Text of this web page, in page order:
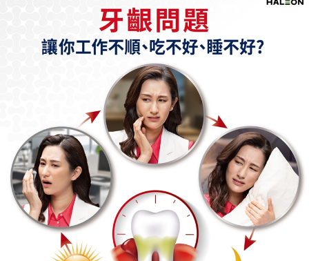
２．便利：只要手機號碼，簡訊認證，即可結帳。
３．安心：先確認商品／服務後，再付款。
【「AFTEE先享後付」結帳流程】
１．於結帳方式選擇「AFTEE先享後付」後，將跳轉至「AFTEE先享後付」
結帳頁面，進行簡訊認證並確認金額後，即可完成結帳。
２．訂單成立數日內，您將收到繳費通知簡訊。
３．收到繳費通知簡訊後14天內，點擊此簡訊中的連結，可透過四大超商／
ATM／網路銀行／等多元方式進行付款，方視為交易完成。
※ 請注意：結帳手續完成當下不需立刻繳費，但若您需要取消訂單，請聯絡
購買商品的店家。未經商家同意取消之訂單仍視為有效，需透過AFTEE先享
後付繳納相關費用。
※ 交易是否成功請以「AFTEE先享後付 」之結帳頁面顯示為準，若有關於
是否繳費成功／繳費後需取消欲退款等相關疑問，請聯繫「AFTEE先享後付
客戶支援中心」https://netprotections.freshdesk.com/support/home
【注意事項】
１．透過由恩沛科技股份有限公司提供之「AFTEE先享後付」服務完成之交
易，需依本服務之必要範圍內提供個人資料，並將交易相關給付款項請求債
權轉讓予恩沛科技股份有限公司。
２．關於個人資料處理事宜，請瀏覽以下網址：
每筆NT$70，滿NT$600(含以上)免運費
每筆NT$70，滿NT$600(含以上)免運費
每筆NT$80，滿NT$600(含以上)免運費
付款後門市自取
免運費